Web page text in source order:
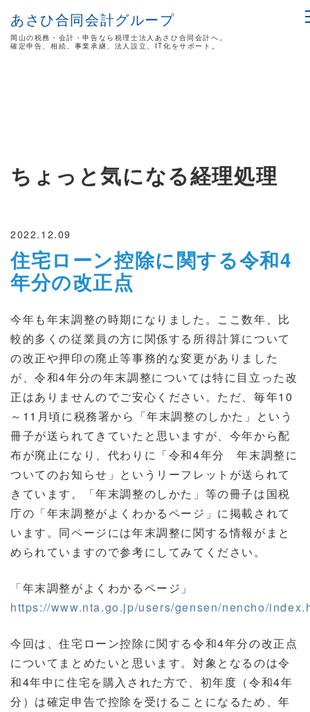
あさひ合同会計グループ
岡山の税務・会計・申告なら税理士法人あさひ合同会計へ。
確定申告、相続、事業承継、法人設立、IT化をサポート。
ちょっと気になる経理処理
2022.12.09
住宅ローン控除に関する令和4
年分の改正点
今年も年末調整の時期になりました。ここ数年、比
較的多くの従業員の方に関係する所得計算について
の改正や押印の廃止等事務的な変更がありました
が、令和4年分の年末調整については特に目立った改
正はありませんのでご安心ください。ただ、毎年10
～11月頃に税務署から「年末調整のしかた」という
冊子が送られてきていたと思いますが、今年から配
布が廃止になり、代わりに「令和4年分 年末調整に
ついてのお知らせ」というリーフレットが送られて
きています。「年末調整のしかた」等の冊子は国税
庁の「年末調整がよくわかるページ」に掲載されて
います。同ページには年末調整に関する情報がまと
められていますので参考にしてみてください。
「年末調整がよくわかるページ」
https://www.nta.go.jp/users/gensen/nencho/
今回は、住宅ローン控除に関する令和4年分の改正点
についてまとめたいと思います。対象となるのは令
和4年中に住宅を購入された方で、初年度（令和4年
分）は確定申告で控除を受けることになるため、年